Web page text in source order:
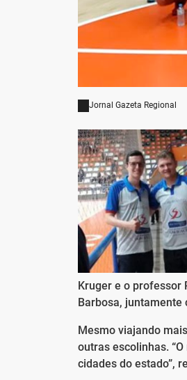
Jornal Gazeta Regional
Kruger e o professor
Barbosa, juntamente
Mesmo viajando
outras escolinhas.
cidades do estado”,